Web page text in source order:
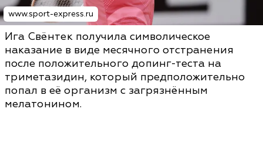
www.sport-express.ru
Ига Свёнтек получила символическое
наказание в виде месячного отстранения
после положительного допинг-теста на
триметазидин, который предположительно
попал в её организм с загрязнённым
мелатонином.